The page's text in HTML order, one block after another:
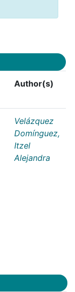
Author(s)
Velázquez
Domínguez,
Itzel
Alejandra